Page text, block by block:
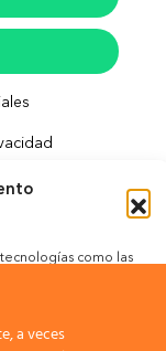
como las
únicas en este
afectar
a veces